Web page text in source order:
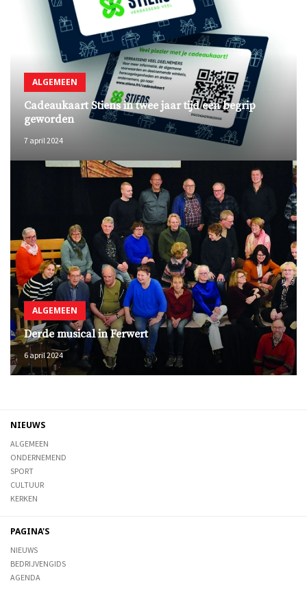
ALGEMEEN
Cadeaukaart Stiens in twee jaar tijd een begrip
geworden
7 april 2024
ALGEMEEN
Derde musical in Ferwert
6 april 2024
NIEUWS
ALGEMEEN
ONDERNEMEND
SPORT
CULTUUR
KERKEN
PAGINA'S
NIEUWS
BEDRIJVENGIDS
AGENDA